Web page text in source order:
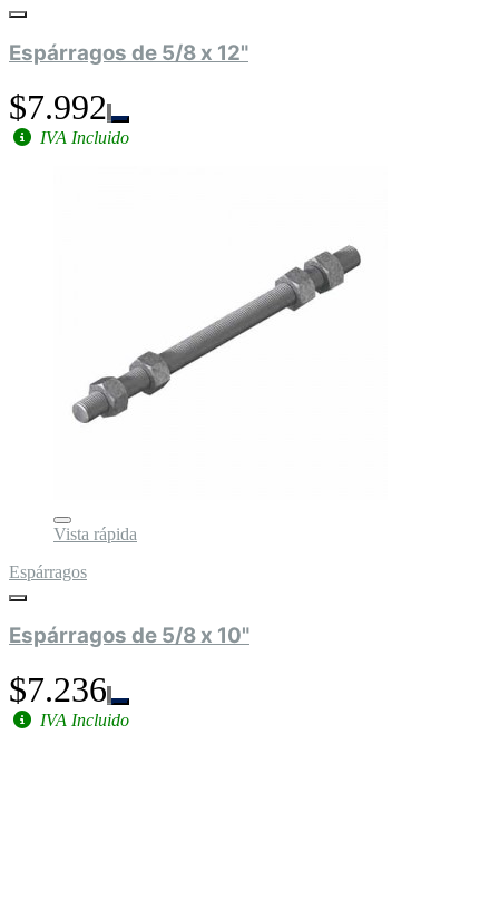
Espárragos de 5/8 x 12"
$7.992
IVA Incluido
Vista rápida
Espárragos
Espárragos de 5/8 x 10"
$7.236
IVA Incluido